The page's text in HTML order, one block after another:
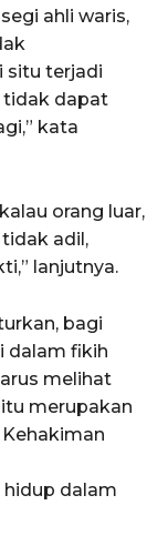
ahli waris,
situ terjadi
tidak dapat
kata
orang luar,
adil,
lanjutnya.
bagi
dalam fikih
melihat
merupakan
dalam